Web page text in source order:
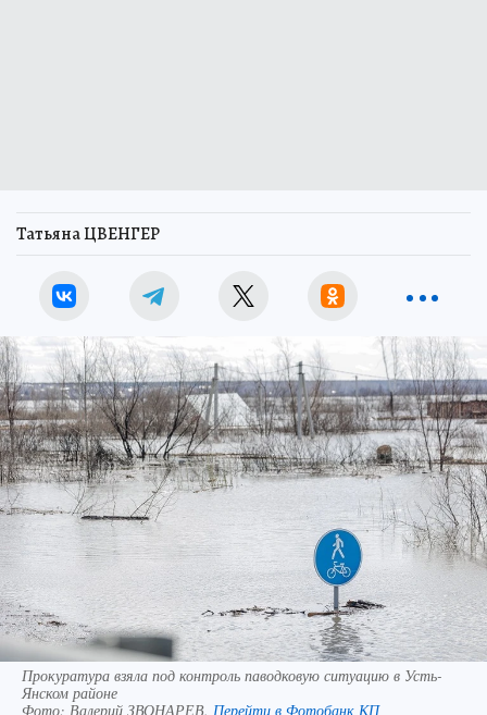
Татьяна ЦВЕНГЕР
Прокуратура взяла под контроль паводковую ситуацию в Усть-
Янском районе
Фото: Валерий ЗВОНАРЕВ. Перейти в Фотобанк КП